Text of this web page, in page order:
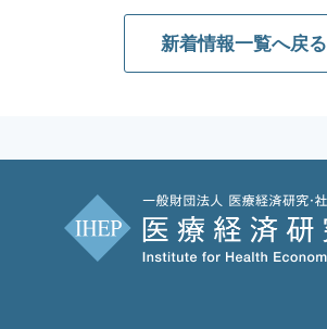
新着情報一覧へ戻る